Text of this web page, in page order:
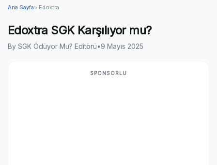
Ana Sayfa chevron_right Edoxtra
Edoxtra SGK Karşılıyor mu?
By SGK Ödüyor Mu? Editörü•9 Mayıs 2025
SPONSORLU